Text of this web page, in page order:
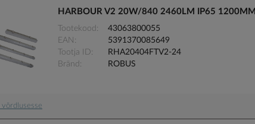
HARBOUR V2 20W/840 2460LM IP65 1200MM
Tootekood
43063800055
EAN
5391370085649
Tootja ID
RHA20404FTV2-24
Bränd
ROBUS
võrdlusesse